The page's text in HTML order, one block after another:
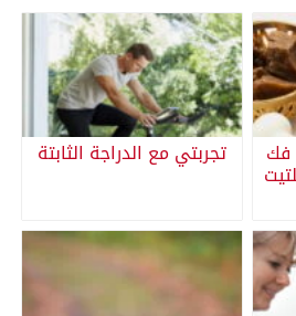
فك تجربتي مع الدراجة الثابتة